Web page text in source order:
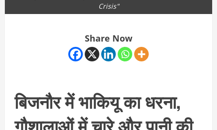
Crisis"
Share Now
बिजनौर में भाकियू का धरना,